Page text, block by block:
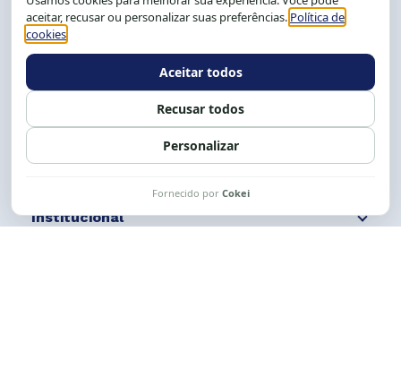
Salvador-BA, Brasil.
Tel.: (71) 2104-5457, Cel.: (71) 9 9239-2104 ou 2105
Expediente: 8h às 12h e 13 às 17h.
Siga nossas redes Fale conosco
Institucional